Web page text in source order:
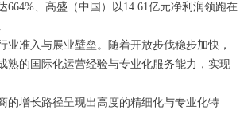
、高盛（中国）以14.61亿元净利润领跑在
准入与展业壁垒。随着开放步伐稳步加快，
熟的国际化运营经验与专业化服务能力，实现
的增长路径呈现出高度的精细化与专业化特